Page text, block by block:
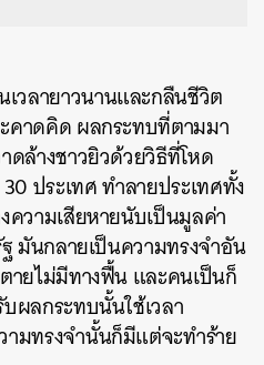
เวลายาวนานและกลืนชีวิต
คาดคิด ผลกระทบที่ตามมา
ดล้างชาวยิวด้วยวิธีที่โหด
ประเทศ ทำลายประเทศทั้ง
ความเสียหายนับเป็นมูลค่า
มันกลายเป็นความทรงจำอัน
ายไม่มีทางฟื้น และคนเป็นก็
ผลกระทบนั้นใช้เวลา
มทรงจำนั้นก็มีแต่จะทำร้าย